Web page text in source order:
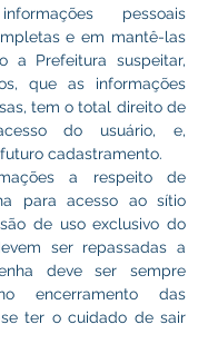
pessoais
e em mantê-las
a Prefeitura suspeitar,
que as informações
tem o total direito de
do usuário, e,
cadastramento.
a respeito de
para acesso ao sítio
de uso exclusivo do
ser repassadas a
deve ser sempre
encerramento das
ter o cuidado de sair